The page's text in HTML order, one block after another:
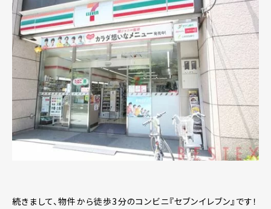
続きまして、物件から徒歩3分のコンビニ『セブンイレブン』です！